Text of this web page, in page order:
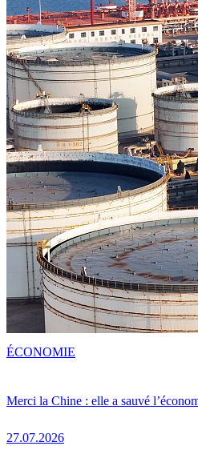
Merci la Chine : elle a sauvé
27.07.2026
ÉCONOMIE